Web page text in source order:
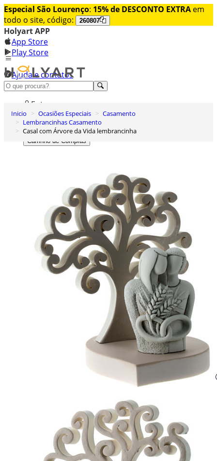
Especial São Lourenço: 15% de DESCONTO EXTRA em
todo o site, código:
260807
Holyart APP
App Store
Play Store
Ajuda e contatos
Conheça premium
Entrar
Lista de Desejos
0
Carrinho de Compras
Inicio Ocasiões Especiais
Casamento
Lembrancinhas Casamento
Casal com Árvore da Vida lembrancinha